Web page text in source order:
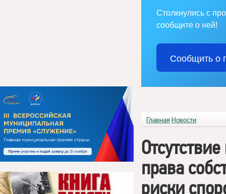
Столкнулись с
сообщите о ней!
Сообщить о
Главная Новости
права
риски